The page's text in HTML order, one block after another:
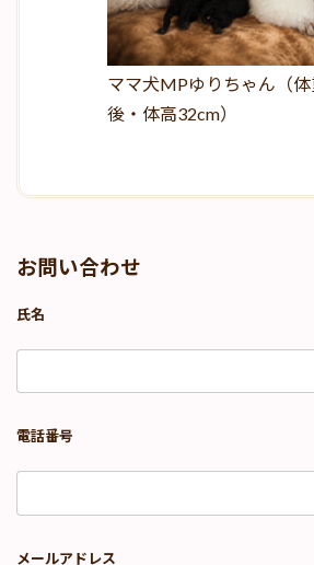
ママ犬MPゆりちゃん（
後・体高32cm）
お問い合わせ
氏名
電話番号
メールアドレス